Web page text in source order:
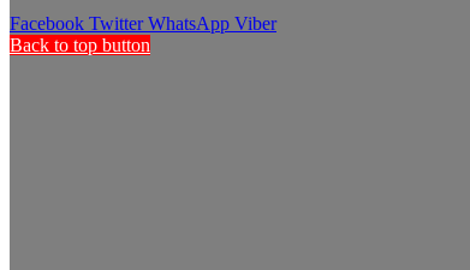
Facebook Twitter WhatsApp Viber
Back to top button